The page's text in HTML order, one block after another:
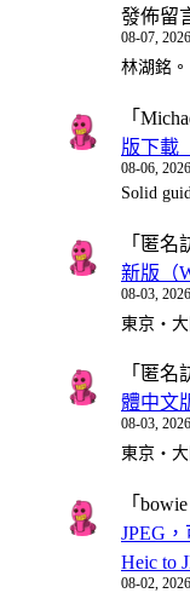
發佈留
08-07, 2026
林湖銘。
「
版下載
08-06, 2026
Solid
「 匿名
新版（
08-03, 2026
東京・
「 匿名
體中文
08-03, 2026
東京・
「
JPEG
Heic to
08-02, 2026